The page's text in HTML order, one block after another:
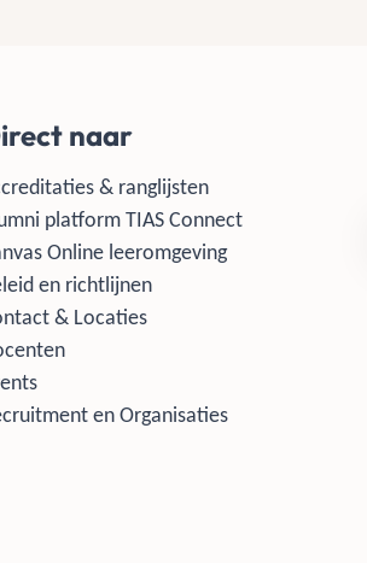
naar
& ranglijsten
platform TIAS Connect
Online leeromgeving
en richtlijnen
& Locaties
en Organisaties